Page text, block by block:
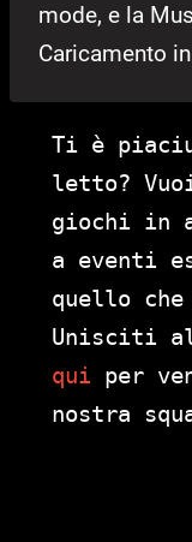
mode, e la
Caricamento
Ti è
letto?
giochi in
a eventi
quello
Unisciti
qui per
nostra